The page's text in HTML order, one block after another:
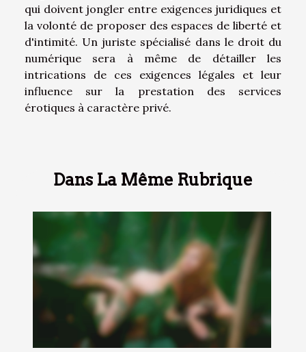
qui doivent jongler entre exigences juridiques et
la volonté de proposer des espaces de liberté et
d'intimité. Un juriste spécialisé dans le droit du
numérique sera à même de détailler les
intrications de ces exigences légales et leur
influence sur la prestation des services
érotiques à caractère privé.
Dans La Même Rubrique